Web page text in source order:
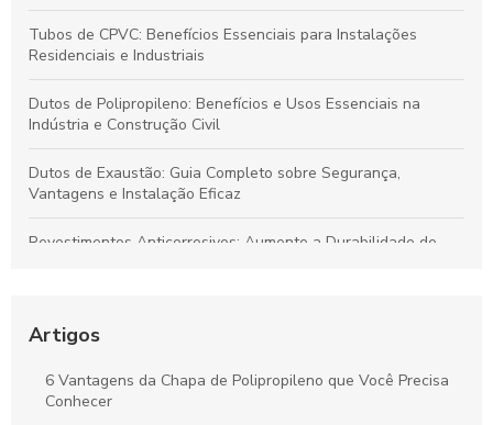
Tubos de CPVC: Benefícios Essenciais para Instalações
Residenciais e Industriais
Dutos de Polipropileno: Benefícios e Usos Essenciais na
Indústria e Construção Civil
Dutos de Exaustão: Guia Completo sobre Segurança,
Vantagens e Instalação Eficaz
Revestimentos Anticorrosivos: Aumente a Durabilidade de
Fluidos e Relevância Industrial
Dutos de Polipropileno: Principais Benefícios e Aplicações
Indispensáveis
Artigos
6 Vantagens da Chapa de Polipropileno que Você Precisa
Conhecer